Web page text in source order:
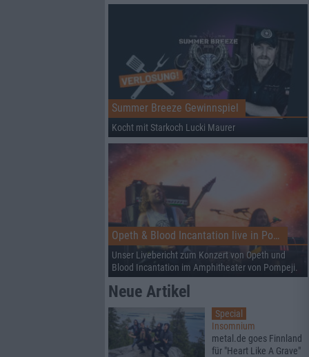
Summer Breeze Gewinnspiel
Kocht mit Starkoch Lucki Maurer
Opeth & Blood Incantation live in Pompeji
Unser Livebericht zum Konzert von Opeth und
Blood Incantation im Amphitheater von Pompeji.
Neue Artikel
Special
Insomnium
metal.de goes Finnland
für "Heart Like A Grave"